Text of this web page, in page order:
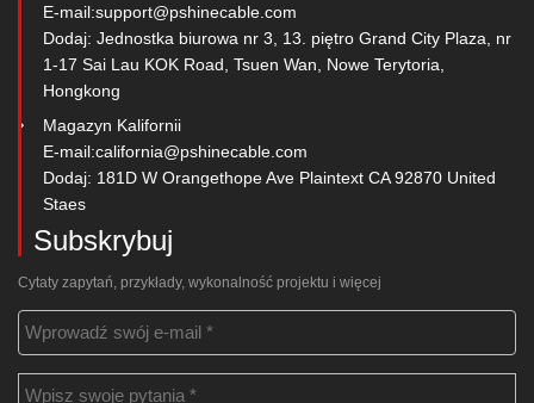
E-mail:support@pshinecable.com
Dodaj: Jednostka biurowa nr 3, 13. piętro Grand City Plaza, nr
1-17 Sai Lau KOK Road, Tsuen Wan, Nowe Terytoria,
Hongkong
Magazyn Kalifornii
E-mail:california@pshinecable.com
Dodaj: 181D W Orangethope Ave Plaintext CA 92870 United
Staes
Subskrybuj
Cytaty zapytań, przykłady, wykonalność projektu i więcej